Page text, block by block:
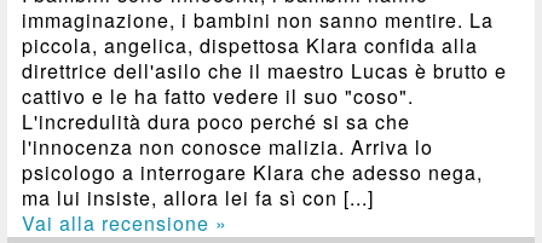
immaginazione, i bambini non sanno mentire. La
piccola, angelica, dispettosa Klara confida alla
direttrice dell'asilo che il maestro Lucas è brutto e
cattivo e le ha fatto vedere il suo "coso".
L'incredulità dura poco perché si sa che
l'innocenza non conosce malizia. Arriva lo
psicologo a interrogare Klara che adesso nega,
ma lui insiste, allora lei fa sì con [...]
Vai alla recensione »